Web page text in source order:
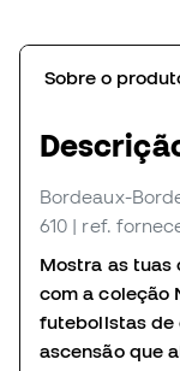
Sobre o
Bordeaux-
610 | ref.
Mostra as tuas
com a coleção
futebolistas de
ascensão que